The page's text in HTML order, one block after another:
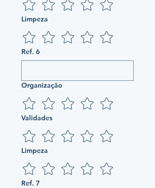
Limpeza
Ref. 6
Organização
Validades
Limpeza
Ref. 7